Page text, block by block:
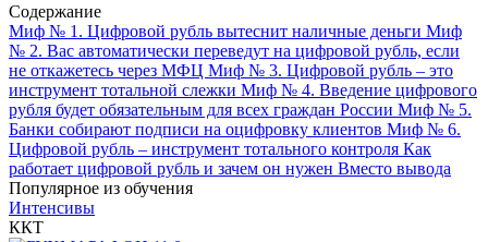
Содержание
Миф № 1. Цифровой рубль вытеснит наличные деньги Миф
№ 2. Вас автоматически переведут на цифровой рубль, если
не откажетесь через МФЦ Миф № 3. Цифровой рубль – это
инструмент тотальной слежки Миф № 4. Введение цифрового
рубля будет обязательным для всех граждан России Миф № 5.
Банки собирают подписи на оцифровку клиентов Миф № 6.
Цифровой рубль – инструмент тотального контроля Как
работает цифровой рубль и зачем он нужен Вместо вывода
Популярное из обучения
Интенсивы
ККТ